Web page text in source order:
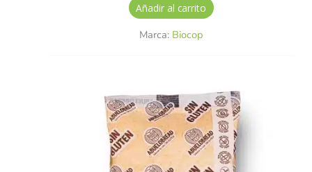
Añadir al carrito
Marca: Biocop